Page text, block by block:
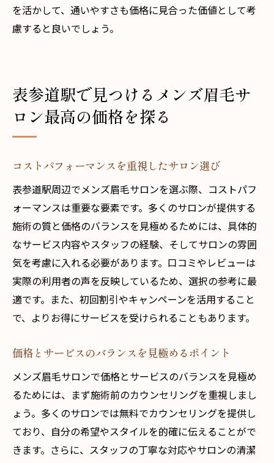
を活かして、通いやすさも価格に見合った価値として考
慮すると良いでしょう。
表参道駅で見つけるメンズ眉毛サ
ロン最高の価格を探る
コストパフォーマンスを重視したサロン選び
表参道駅周辺でメンズ眉毛サロンを選ぶ際、コストパフ
ォーマンスは重要な要素です。多くのサロンが提供する
施術の質と価格のバランスを見極めるためには、具体的
なサービス内容やスタッフの経験、そしてサロンの雰囲
気を考慮に入れる必要があります。口コミやレビューは
実際の利用者の声を反映しているため、選択の参考に最
適です。また、初回割引やキャンペーンを活用すること
で、よりお得にサービスを受けられることもあります。
価格とサービスのバランスを見極めるポイント
メンズ眉毛サロンで価格とサービスのバランスを見極め
るためには、まず施術前のカウンセリングを重視しまし
ょう。多くのサロンでは無料でカウンセリングを提供し
ており、自分の希望やスタイルを的確に伝えることがで
きます。さらに、スタッフの丁寧な対応やサロンの清潔